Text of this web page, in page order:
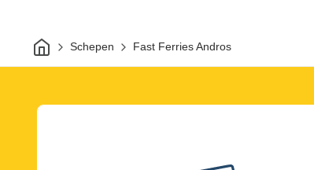
ThuisSchepen Fast Ferries Andros